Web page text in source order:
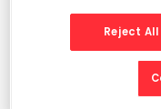
143
21300
Reject All